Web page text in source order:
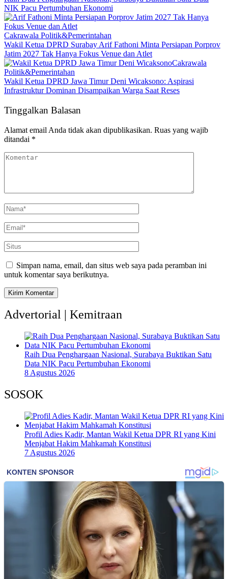
NIK Pacu Pertumbuhan Ekonomi
Cakrawala Politik&Pemerintahan
Wakil Ketua DPRD Surabay Arif Fathoni Minta Persiapan Porprov
Jatim 2027 Tak Hanya Fokus Venue dan Atlet
Cakrawala
Politik&Pemerintahan
Wakil Ketua DPRD Jawa Timur Deni Wicaksono: Aspirasi
Infrastruktur Dominan Disampaikan Warga Saat Reses
Tinggalkan Balasan
Alamat email Anda tidak akan dipublikasikan. Ruas yang wajib
ditandai *
Simpan nama, email, dan situs web saya pada peramban ini
untuk komentar saya berikutnya.
Advertorial | Kemitraan
Raih Dua Penghargaan Nasional, Surabaya Buktikan Satu
Data NIK Pacu Pertumbuhan Ekonomi
8 Agustus 2026
SOSOK
Profil Adies Kadir, Mantan Wakil Ketua DPR RI yang Kini
Menjabat Hakim Mahkamah Konstitusi
7 Agustus 2026